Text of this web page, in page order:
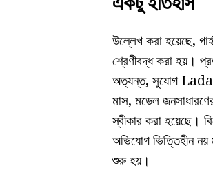
উল্লেখ করা হয়েছে,
শ্রেণীবদ্ধ করা হয়।
অত্যন্ত, সুযোগ Lada
মাস, মডেল
স্বীকার করা হয়েছে।
অভিযোগ ভিত্তিহীন
শুরু হয়।